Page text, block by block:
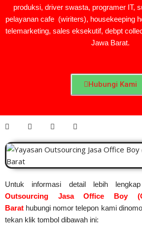
produksi, driver swasta, programer IT,
pelayanan cafe (wiriters), housekeeping
telemarketing, sales eksekutif, debpt
Jawa Barat.
Hubungi Kami
Untuk informasi detail lebih
Outsourcing Jasa Office Boy
Barat hubungi nomor telepon kami
tekan klik tombol dibawah ini: